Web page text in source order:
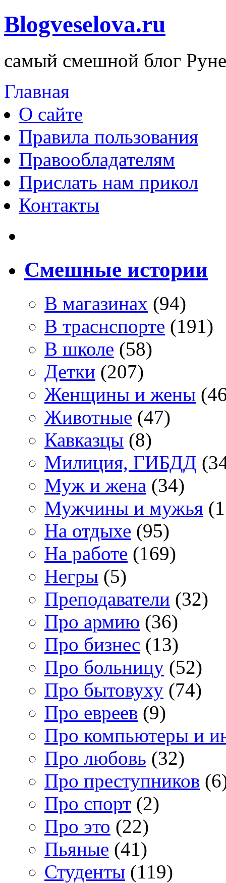
Blogveselova.ru
самый смешной блог
Главная
О сайте
Правила пользования
Правообладателям
Прислать нам прикол
Контакты
Смешные истории
В магазинах (94)
В траснспорте (191)
В школе (58)
Детки (207)
Женщины и жены
Животные (47)
Кавказцы (8)
Милиция, ГИБДД
Муж и жена (34)
Мужчины и мужья
На отдыхе (95)
На работе (169)
Негры (5)
Преподаватели (32)
Про армию (36)
Про бизнес (13)
Про больницу (52)
Про бытовуху (74)
Про евреев (9)
Про компьютеры и
Про любовь (32)
Про преступников
Про спорт (2)
Про это (22)
Пьяные (41)
Студенты (119)